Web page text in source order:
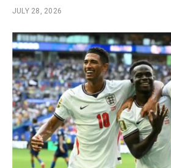
JULY 28, 2026